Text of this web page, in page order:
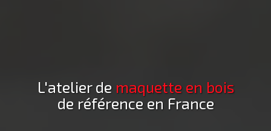
L'atelier de maquette en bois
de référence en France